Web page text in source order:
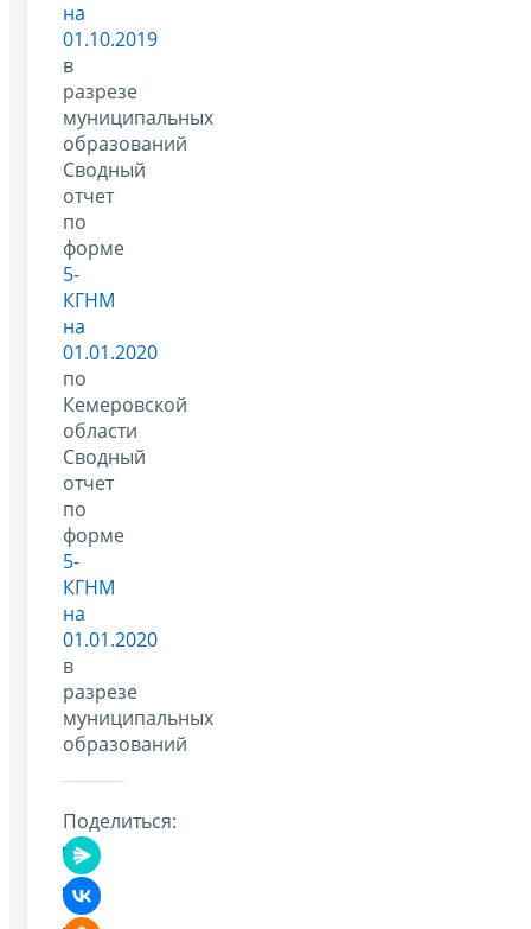
на
01.10.2019
в
разрезе
муниципальных
образований
Сводный
отчет
по
форме
5-
КГНМ
на
01.01.2020
по
Кемеровской
области
Сводный
отчет
по
форме
5-
КГНМ
на
01.01.2020
в
разрезе
муниципальных
образований
Поделиться: